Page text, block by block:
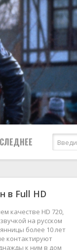
Мелодрамы
Приключения
Семейные
Спорт
2024
2023
2022
в Full HD
качестве HD 720,
на русском
более 10 лет
контактируют
к ним в дом